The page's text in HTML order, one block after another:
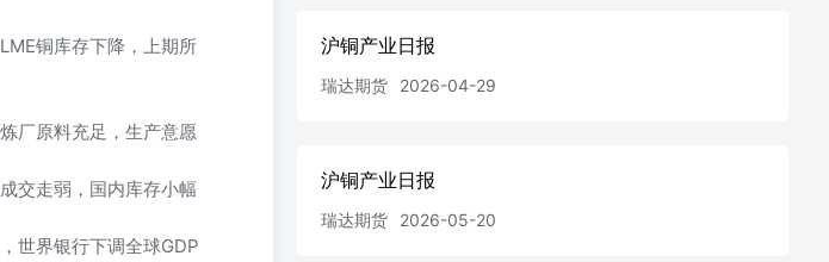
铜库存下降，上期所
厂原料充足，生产意愿
交走弱，国内库存小幅
世界银行下调全球GDP
沪铜产业日报
瑞达期货 2026-04-29
沪铜产业日报
瑞达期货 2026-05-20